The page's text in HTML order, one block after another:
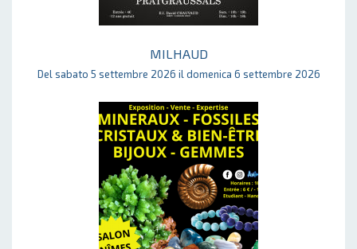
MILHAUD
Del sabato 5 settembre 2026 il domenica 6 settembre 2026